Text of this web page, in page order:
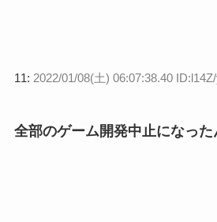
11: 2022/01/08(土) 06:07:38.40
全部のゲーム開発中止になっ